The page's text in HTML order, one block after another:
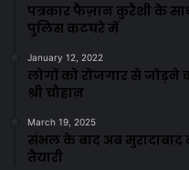
पत्रकार फैज़ान कुरैशी के
पुलिस कटघरे में
January 12, 2022
लोगों को रोजगार से जोड़ने
श्री चौहान
March 19, 2025
संभल के बाद अब मुरादाबाद
तैयारी